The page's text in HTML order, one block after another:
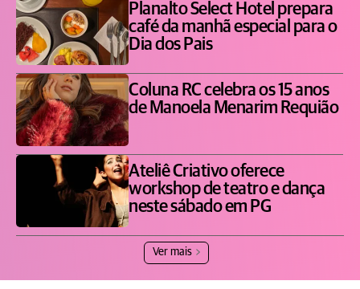
Planalto Select Hotel prepara
café da manhã especial para o
Dia dos Pais
Coluna RC celebra os 15 anos
de Manoela Menarim Requião
Ateliê Criativo oferece
workshop de teatro e dança
neste sábado em PG
Ver mais